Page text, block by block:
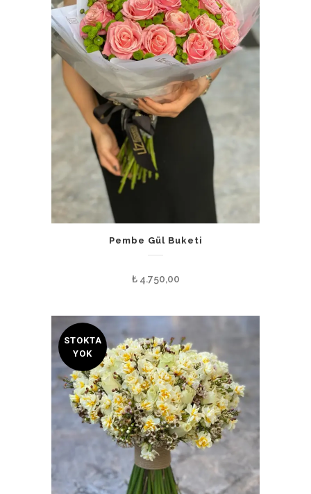
Pembe Gül Buketi
₺4.750,00
STOKTA
YOK